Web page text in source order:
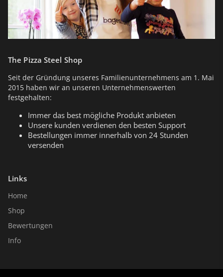
The Pizza Steel Shop
Seit der Gründung unseres Familienunternehmens am 1. Mai
2015 haben wir an unseren Unternehmenswerten
festgehalten:
Immer das best mögliche Produkt anbieten
Unsere kunden verdienen den besten Support
Bestellungen immer innerhalb von 24 Stunden
versenden
Links
Home
Shop
Bewertungen
Info